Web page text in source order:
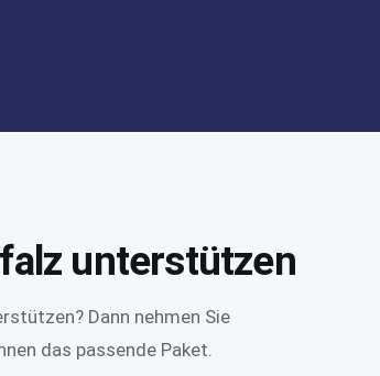
unterstützen
Dann nehmen Sie
das passende Paket.